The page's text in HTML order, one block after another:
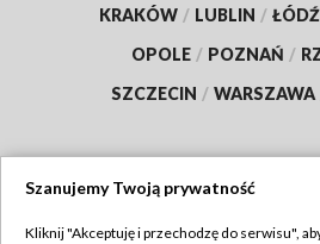
KRAKÓW / LUBLIN / ŁÓDŹ
OPOLE / POZNAŃ /
SZCZECIN / WARSZAWA
Szanujemy Twoją prywatność
Kliknij "Akceptuję i przechodzę do serwisu",